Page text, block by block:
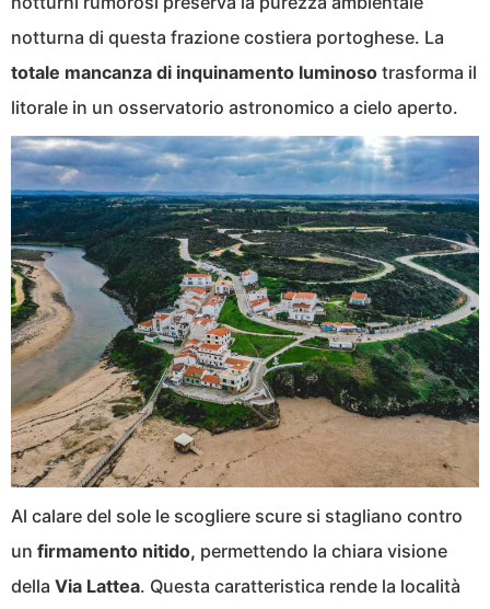
notturna di questa frazione costiera portoghese. La
totale mancanza di inquinamento luminoso trasforma il
litorale in un osservatorio astronomico a cielo aperto.
Al calare del sole le scogliere scure si stagliano contro
un firmamento nitido, permettendo la chiara visione
della Via Lattea. Questa caratteristica rende la località